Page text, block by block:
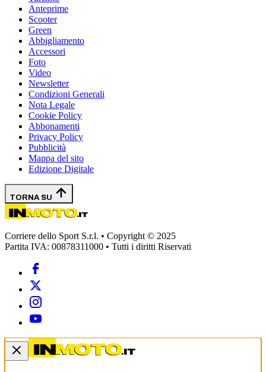
Anteprime
Scooter
Green
Abbigliamento
Accessori
Foto
Video
Newsletter
Condizioni Generali
Nota Legale
Cookie Policy
Abbonamenti
Privacy Policy
Pubblicità
Mappa del sito
Edizione Digitale
TORNA SU
Corriere dello Sport S.r.l. • Copyright © 2025
Partita IVA: 00878311000 • Tutti i diritti Riservati